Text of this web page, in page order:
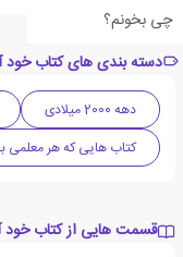
چی بخونم؟
دسته بندی های کتاب خود
دهه 2000 میلادی
کتاب هایی که هر معلمی
قسمت هایی از کتاب خود